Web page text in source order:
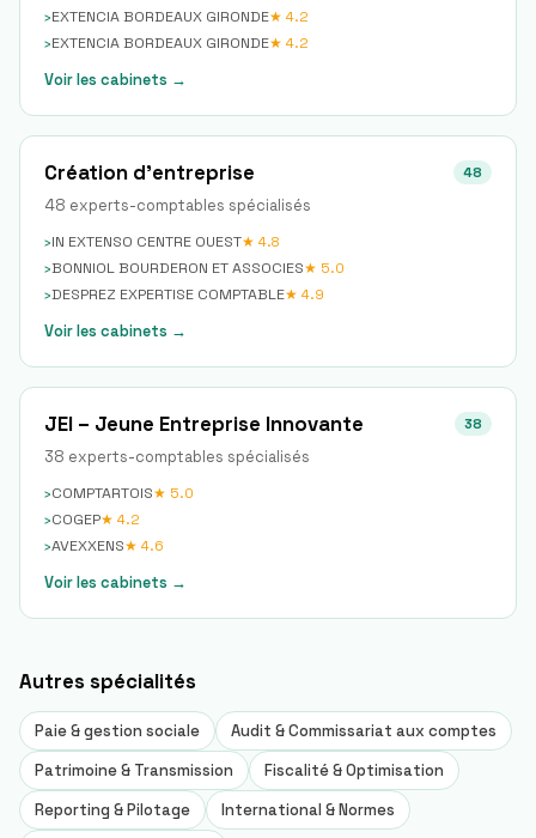
›EXTENCIA BORDEAUX GIRONDE★ 4.2
›EXTENCIA BORDEAUX GIRONDE★ 4.2
Voir les cabinets →
Création d'entreprise 48
48 experts-comptables spécialisés
›IN EXTENSO CENTRE OUEST★ 4.8
›BONNIOL BOURDERON ET ASSOCIES★ 5.0
›DESPREZ EXPERTISE COMPTABLE★ 4.9
Voir les cabinets →
JEI – Jeune Entreprise Innovante 38
38 experts-comptables spécialisés
›COMPTARTOIS★ 5.0
›COGEP★ 4.2
›AVEXXENS★ 4.6
Voir les cabinets →
Autres spécialités
Paie & gestion sociale
Audit & Commissariat aux comptes
Patrimoine & Transmission
Fiscalité & Optimisation
Reporting & Pilotage
International & Normes